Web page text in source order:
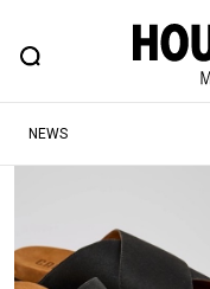
FEATURE
ヒップなファッショ
#注目のタグ
#SHOPPING
NEWS